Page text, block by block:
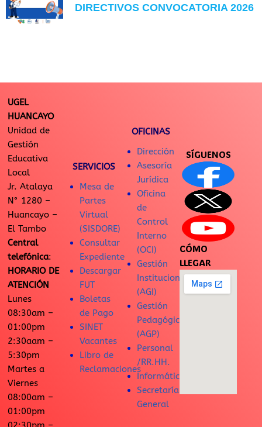
DIRECTIVOS CONVOCATORIA 2026
UGEL
HUANCAYO
Unidad de
Gestión
Educativa
Local
Jr. Atalaya
N° 1280 –
Huancayo –
El Tambo
Central
telefónica:
HORARIO DE
ATENCIÓN
Lunes
08:30am –
01:00pm
2:30aam –
5:30pm
Martes a
Viernes
08:00am –
01:00pm
SERVICIOS
Mesa de
Partes
Virtual
(SISDORE)
Consultar
Expediente
Descargar
FUT
Boletas
de Pago
SINET
Vacantes
Libro de
Reclamaciones
OFICINAS
Dirección
Asesoría
Jurídica
Oficina
de
Control
Interno
(OCI)
Gestión
Institucional
(AGI)
Gestión
Pedagógica
(AGP)
Personal
/RR.HH.
Informática
Secretaría
General
SÍGUENOS
CÓMO
LLEGAR